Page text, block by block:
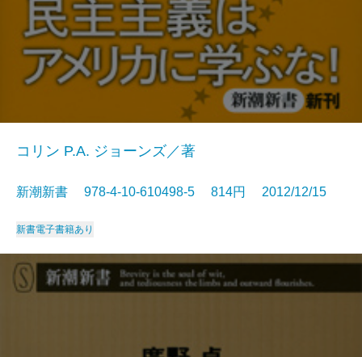
コリン P.A. ジョーンズ／著
新潮新書 978-4-10-610498-5 814円 2012/12/15
新書電子書籍あり